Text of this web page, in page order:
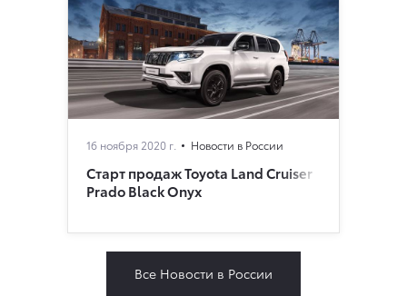
16 ноября 2020 г. Новости в России
Старт продаж Toyota Land Cruiser
Prado Black Onyx
Все Новости в России